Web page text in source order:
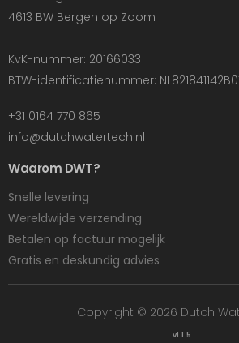
4613 BW Bergen op Zoom
KvK-nummer: 20166033
BTW-identificatienummer:
+31 0164 770 865
info@dutchwatertech.nl
Waarom DWT?
Snelle levering
Wereldwijde verzending
Betalen op factuur mogelijk
Gratis en deskundig advies
Copyright © 2026 Dutch
v1.1.5